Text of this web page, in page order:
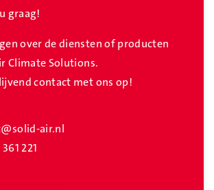
graag!
over de diensten of producten
Climate Solutions.
contact met ons op!
air.nl
221